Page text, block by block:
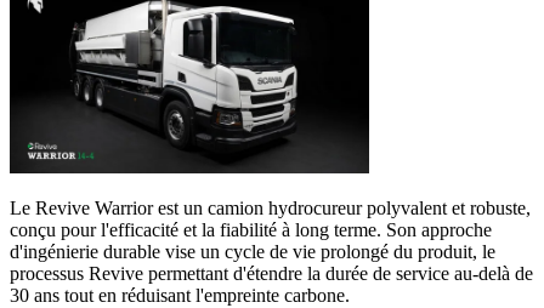
Le Revive Warrior est un camion hydrocureur polyvalent et robuste,
conçu pour l'efficacité et la fiabilité à long terme. Son approche
d'ingénierie durable vise un cycle de vie prolongé du produit, le
processus Revive permettant d'étendre la durée de service au-delà de
30 ans tout en réduisant l'empreinte carbone.